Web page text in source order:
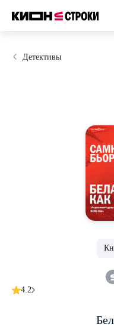
Детективы
4.2